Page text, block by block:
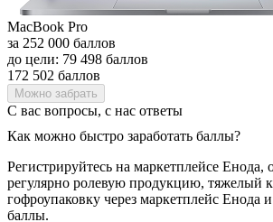
MacBook Pro
за 252 000 баллов
до цели: 79 498 баллов
172 502 баллов
Можно забрать
С вас вопросы, с нас ответы
Как можно быстро заработать баллы?
Регистрируйтесь на маркетплейсе Енода,
регулярно ролевую продукцию, тяжелый
гофроупаковку через маркетплейс Енода
баллы.